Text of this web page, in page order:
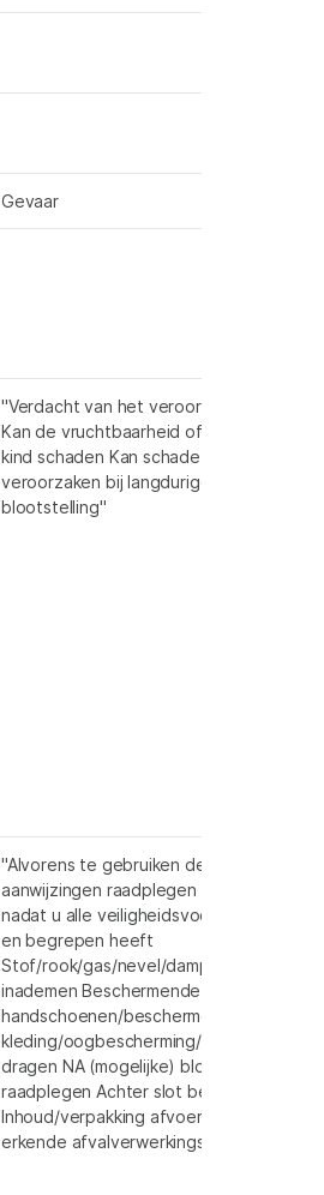
Gevaar
"Verdacht van het veroorzaken van
Kan de vruchtbaarheid of het
kind schaden Kan schade aan organen
veroorzaken bij langdurige of herhaalde
blootstelling"
"Alvorens te gebruiken de speciale
aanwijzingen raadplegen Pas gebruiken
nadat u alle veiligheidsvoorschriften
en begrepen heeft
Stof/rook/gas/nevel/damp/spuitnevel
inademen Beschermende
handschoenen/beschermende
kleding/oogbescherming/
dragen NA (mogelijke) blootstelling: een
raadplegen Achter slot bewaren
Inhoud/verpakking afvoeren naar een
erkende afvalverwerkingsinstallatie"